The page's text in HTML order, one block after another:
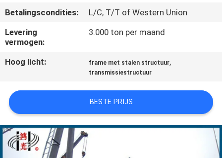
NIEUWS
VERZOEK
OM EEN
SITEMAP
PRIVACYBELEID
Betalingscondities:
L/C, T/T of Western Union
Levering
vermogen:
3.000 ton per maand
Hoog licht: frame met stalen structuur,
transmissiestructuur
BESTE PRIJS